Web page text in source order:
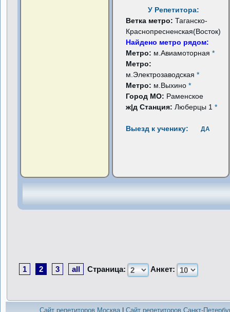
У Репетитора:
Ветка метро:Таганско-
Краснопресненская(Восток)
Найдено метро рядом:
Метро: м.Авиамоторная*
Метро:
м.Электрозаводская*
Метро: м.Выхино*
Город МО: Раменское
ж|д Станция:Люберцы 1*
Выезд к ученику: ДА
1 2 3 all Страница: Анкет:
Сайт репетиторов Москва| Сайт репетиторов Санкт-